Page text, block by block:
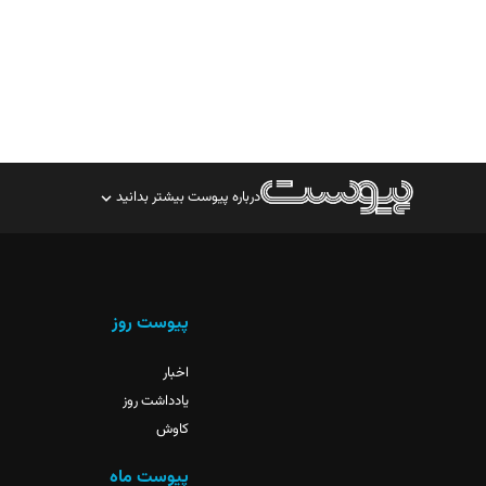
درباره پیوست بیشتر بدانید
پیوست روز
اخبار
یادداشت روز
کاوش
پیوست ماه